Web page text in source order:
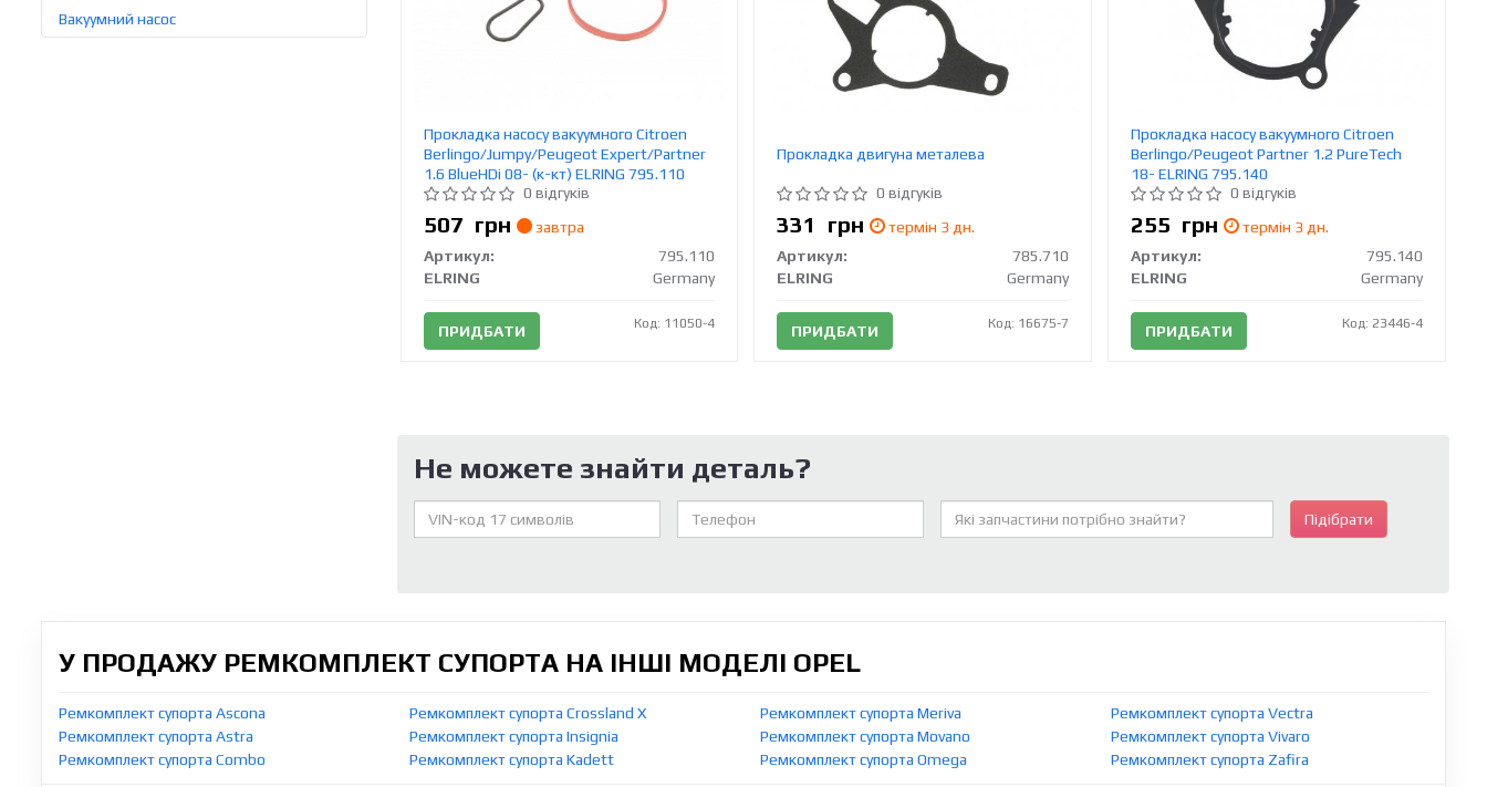
Вакуумний насос
Прокладка насосу вакуумного Citroen
Berlingo/Jumpy/Peugeot Expert/Partner
1.6 BlueHDi 08- (к-кт) ELRING 795.110
0 відгуків
507 грн
завтра
Артикул:
795.110
ELRING
Germany
ПРИДБАТИ Код: 11050-4
Прокладка двигуна металева
0 відгуків
331 грн
термін 3 дн.
Артикул:
785.710
ELRING
Germany
ПРИДБАТИ Код: 16675-7
Прокладка насосу вакуумного Citroen
Berlingo/Peugeot Partner 1.2 PureTech
18- ELRING 795.140
0 відгуків
255 грн
термін 3 дн.
Артикул:
795.140
ELRING
Germany
ПРИДБАТИ Код: 23446-4
Не можете знайти деталь?
Підібрати
У ПРОДАЖУ РЕМКОМПЛЕКТ СУПОРТА НА ІНШІ МОДЕЛІ OPEL
Ремкомплект супорта Ascona
Ремкомплект супорта Astra
Ремкомплект супорта Combo
Ремкомплект супорта Crossland X
Ремкомплект супорта Insignia
Ремкомплект супорта Kadett
Ремкомплект супорта Meriva
Ремкомплект супорта Movano
Ремкомплект супорта Omega
Ремкомплект супорта Vectra
Ремкомплект супорта Vivaro
Ремкомплект супорта Zafira